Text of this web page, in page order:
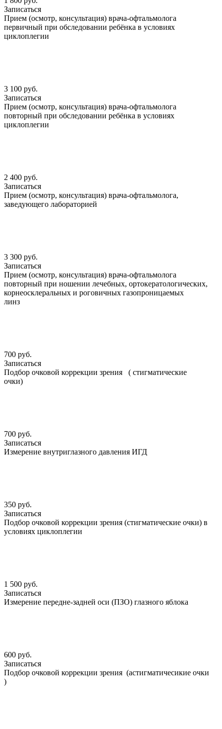
Записаться
Прием (осмотр, консультация) врача-офтальмолога
первичный при обследовании ребёнка в условиях
циклоплегии
3 100 руб.
Записаться
Прием (осмотр, консультация) врача-офтальмолога
повторный при обследовании ребёнка в условиях
циклоплегии
2 400 руб.
Записаться
Прием (осмотр, консультация) врача-офтальмолога,
заведующего лабораторией
3 300 руб.
Записаться
Прием (осмотр, консультация) врача-офтальмолога
повторный при ношении лечебных, ортокератологических,
корнеосклеральных и роговичных газопроницаемых
линз
700 руб.
Записаться
Подбор очковой коррекции зрения ( стигматические
очки)
700 руб.
Записаться
Измерение внутриглазного давления ИГД
350 руб.
Записаться
Подбор очковой коррекции зрения (стигматические очки) в
условиях циклоплегии
1 500 руб.
Записаться
Измерение передне-задней оси (ПЗО) глазного яблока
600 руб.
Записаться
Подбор очковой коррекции зрения (астигматичесикие очки
)